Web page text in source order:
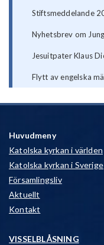
Stiftsmeddelande
Nyhetsbrev om
Jesuitpater Klaus
Flytt av engelska
Huvudmeny
Katolska kyrkan i världen
Katolska kyrkan i Sverige
Församlingsliv
Aktuellt
Kontakt
VISSELBLÅSNING